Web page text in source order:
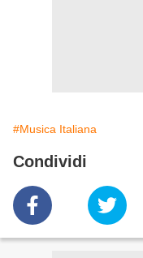
#Musica Italiana
Condividi